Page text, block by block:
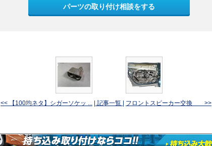
パーツの取り付け相談をする
<< 【100均ネタ】シガーソケッ ... | 記事一覧 | フロントスピーカー交換 >>